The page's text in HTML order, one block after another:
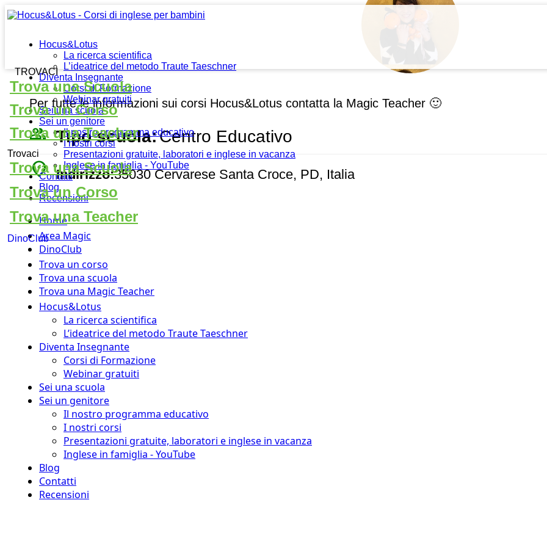
Hocus&Lotus
La ricerca scientifica
L’ideatrice del metodo Traute Taeschner
Diventa Insegnante
Corsi di Formazione
Webinar gratuiti
Sei una scuola
Sei un genitore
Il nostro programma educativo
I nostri corsi
Presentazioni gratuite, laboratori e inglese in vacanza
Inglese in famiglia - YouTube
Contatti
Blog
Recensioni
Home
Area Magic
DinoClub
Trova un corso
Trova una scuola
Trova una Magic Teacher
Hocus&Lotus
La ricerca scientifica
L’ideatrice del metodo Traute Taeschner
Diventa Insegnante
Corsi di Formazione
Webinar gratuiti
Sei una scuola
Sei un genitore
Il nostro programma educativo
I nostri corsi
Presentazioni gratuite, laboratori e inglese in vacanza
Inglese in famiglia - YouTube
Blog
Contatti
Recensioni
TROVACI
Trova una Scuola
Trova un Corso
Trova una Teacher
Trovaci
Trova una Scuola
Trova un Corso
Trova una Teacher
DinoClub
Patronato
Per tutte le informazioni sui corsi Hocus&Lotus contatta la Magic Teacher 🙂
people_outline Tipo scuola:Centro Educativo
place Indirizzo:35030 Cervarese Santa Croce, PD, Italia